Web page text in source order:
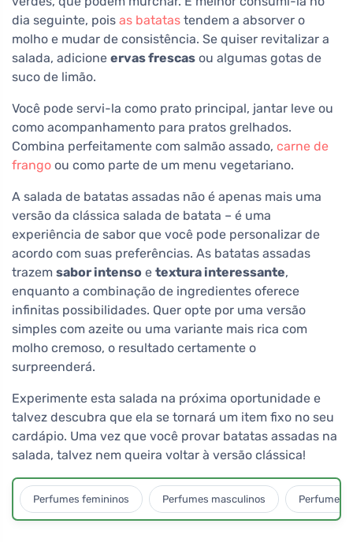
dia seguinte, pois as batatas tendem a absorver o
molho e mudar de consistência. Se quiser revitalizar a
salada, adicione ervas frescas ou algumas gotas de
suco de limão.
Você pode servi-la como prato principal, jantar leve ou
como acompanhamento para pratos grelhados.
Combina perfeitamente com salmão assado, carne de
frango ou como parte de um menu vegetariano.
A salada de batatas assadas não é apenas mais uma
versão da clássica salada de batata – é uma
experiência de sabor que você pode personalizar de
acordo com suas preferências. As batatas assadas
trazem sabor intenso e textura interessante,
enquanto a combinação de ingredientes oferece
infinitas possibilidades. Quer opte por uma versão
simples com azeite ou uma variante mais rica com
molho cremoso, o resultado certamente o
surpreenderá.
Experimente esta salada na próxima oportunidade e
talvez descubra que ela se tornará um item fixo no seu
cardápio. Uma vez que você provar batatas assadas na
salada, talvez nem queira voltar à versão clássica!
Perfumes femininos Perfumes masculinos Perfumes